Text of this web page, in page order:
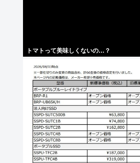
トマトって美味しくないの…？